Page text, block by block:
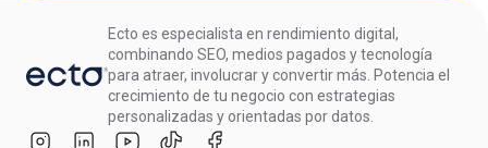
Ecto es especialista en rendimiento digital,
combinando SEO, medios pagados y tecnología
para atraer, involucrar y convertir más. Potencia el
crecimiento de tu negocio con estrategias
personalizadas y orientadas por datos.